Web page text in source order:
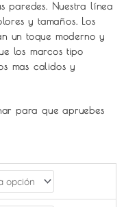
paredes. Nuestra línea
y tamaños. Los
un toque moderno y
los marcos tipo
mas calidos y
para que apruebes